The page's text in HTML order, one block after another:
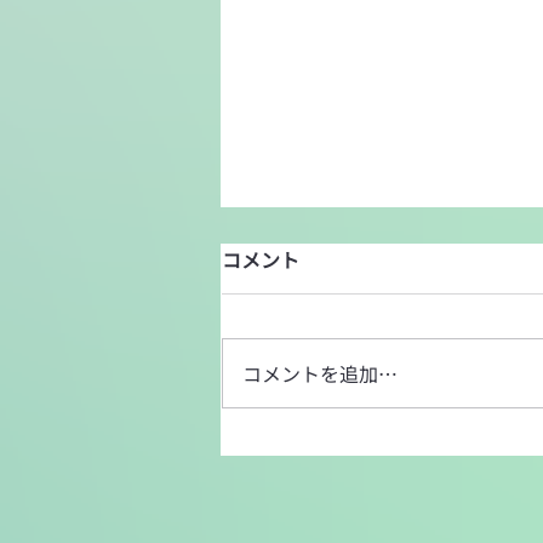
中央学院大学での出張講座を
コメント
コメントを追加…